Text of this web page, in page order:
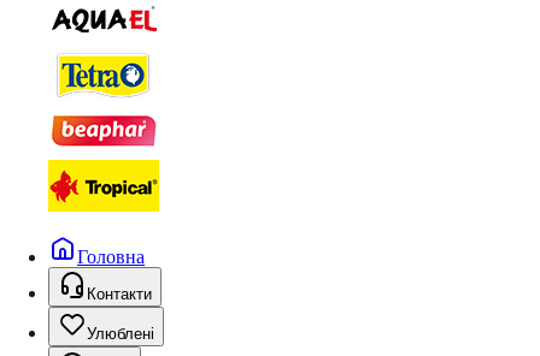
Головна
Контакти
Улюблені